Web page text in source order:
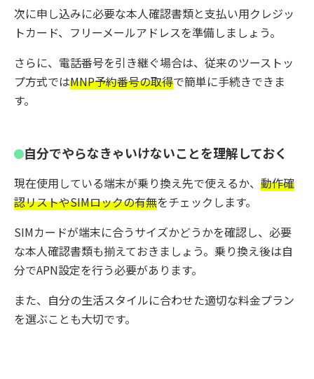
次に申し込みに必要な本人確認書類と支払い用クレジッ
トカード、フリーメールアドレスを準備しましょう。
さらに、電話番号を引き継ぐ場合は、従来のツーストッ
プ方式ではMNP予約番号の取得で簡単に手続きできま
す。
自分でやらなきゃいけないことを理解しておく
現在使用している端末が乗り換え先で使えるか、 動作確
認リストやSIMロックの有無をチェックします。
SIMカードが端末に合うサイズかどうかを確認し、必要
な本人確認書類も揃えておきましょう。乗り換え後は自
分でAPN設定を行う必要があります。
また、自分の生活スタイルに合わせた適切な料金プラン
を選ぶことも大切です。